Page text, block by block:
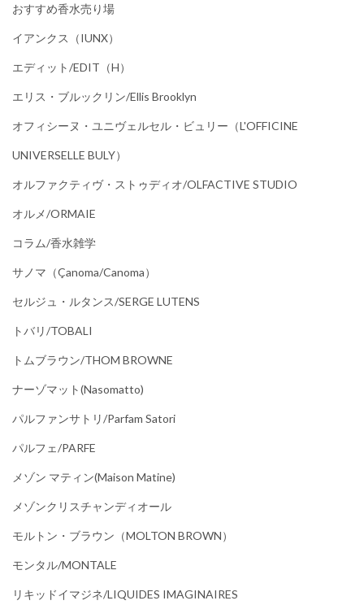
おすすめ香水売り場
イアンクス（IUNX）
エディット/EDIT（h）
エリス・ブルックリン/Ellis Brooklyn
オフィシーヌ・ユニヴェルセル・ビュリー（L'OFFICINE
UNIVERSELLE BULY）
オルファクティヴ・ストゥディオ/OLFACTIVE STUDIO
オルメ/ORMAIE
コラム/香水雑学
サノマ（çanoma/canoma）
セルジュ・ルタンス/SERGE LUTENS
トバリ/TOBALI
トムブラウン/THOM BROWNE
ナーゾマット(Nasomatto)
パルファンサトリ/parfam Satori
パルフェ/PARFE
メゾン マティン(Maison Matine)
メゾンクリスチャンディオール
モルトン・ブラウン（MOLTON BROWN）
モンタル/MONTALE
リキッドイマジネ/LIQUIDES IMAGINAIRES